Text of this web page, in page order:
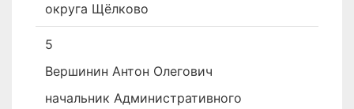
округа Щёлково
5
Вершинин Антон Олегович
начальник Административного